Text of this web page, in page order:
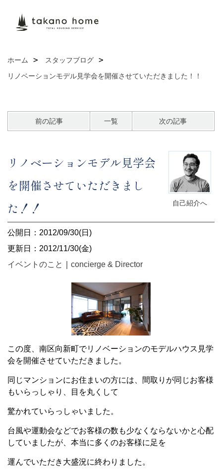
ホーム
スタッフブログ
リノベーションモデル見学会を開催させていただきました！！
前の記事 一覧 次の記事
自己紹介へ
リノベーションモデル見学会
を開催させていただきまし
た！！
公開日：2012/09/30(日)
更新日：2012/11/30(金)
イベントのこと
concierge & Director
この度、南区向新町でリノベーションのモデルハウス見学
会を開催させていただきました。
同じマンションにお住まいの方には、間取りが同じお客様
もいらっしゃり、目を丸くして
驚かれていらっしゃいました。
台風や運動会などでお客様の数も少なくならないかと心配
していましたが、本当に多くのお客様に足を
運んでいただき大盛況に終わりました。